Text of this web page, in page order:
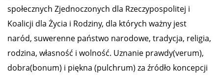
społecznych Zjednoczonych dla Rzeczypospolitej i
Koalicji dla Życia i Rodziny, dla których ważny jest
naród, suwerenne państwo narodowe, tradycja, religia,
rodzina, własność i wolność. Uznanie prawdy(verum),
dobra(bonum) i piękna (pulchrum) za źródło koncepcji